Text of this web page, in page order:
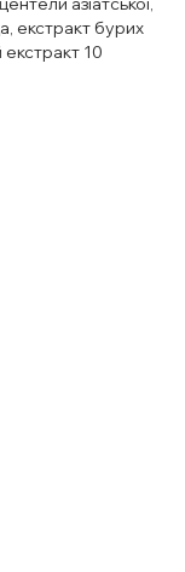
екстракт бурих
10